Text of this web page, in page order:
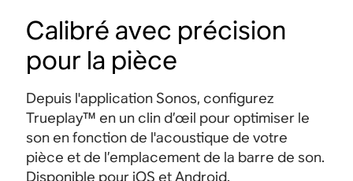
Calibré avec précision
pour la pièce
Depuis l'application Sonos, configurez
Trueplay™ en un clin d’œil pour optimiser le
son en fonction de l'acoustique de votre
pièce et de l’emplacement de la barre de son.
Disponible pour iOS et Android.